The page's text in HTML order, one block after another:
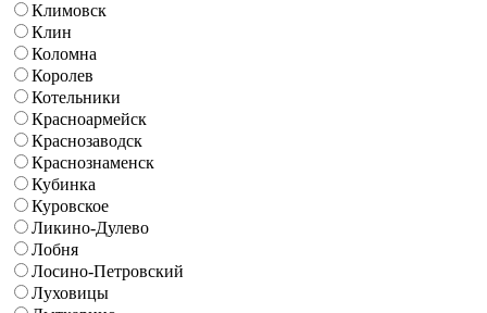
Климовск
Клин
Коломна
Королев
Котельники
Красноармейск
Краснозаводск
Краснознаменск
Кубинка
Куровское
Ликино-Дулево
Лобня
Лосино-Петровский
Луховицы